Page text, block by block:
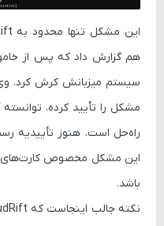
این مشکل تنها محدود به CloudRift نیست. یک کاربر
هم گزارش داد که پس از
سیستم میزبانش کرش کرد. وی
مشکل را تأیید کرده،
راه‌حل است. هنوز تأییدیه
این مشکل مخصوص کارت‌های
باشد.